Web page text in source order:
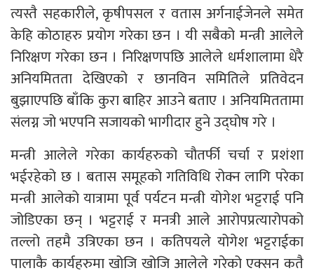
त्यस्तै सहकारीले, कृषीपसल र वतास अर्गनाईजेनले समेत
केहि कोठाहरु प्रयोग गरेका छन । यी सबैको मन्त्री आलेले
निरिक्षण गरेका छन । निरिक्षणपछि आलेले धर्मशालामा धेरै
अनियमितता देखिएको र छानविन समितिले प्रतिवेदन
बुझाएपछि बाँकि कुरा बाहिर आउने बताए । अनियमिततामा
संलग्न जो भएपनि सजायको भागीदार हुने उद्घोष गरे ।
मन्त्री आलेले गरेका कार्यहरुको चौतर्फी चर्चा र प्रशंशा
भईरहेको छ । बतास समूहको गतिविधि रोक्न लागि परेका
मन्त्री आलेको यात्रामा पूर्व पर्यटन मन्त्री योगेश भट्टराई पनि
जोडिएका छन् । भट्टराई र मनत्री आले आरोपप्रत्यारोपको
तल्लो तहमै उत्रिएका छन । कतिपयले योगेश भट्टराईका
पालाकै कार्यहरुमा खोजि खोजि आलेले गरेको एक्सन कतै